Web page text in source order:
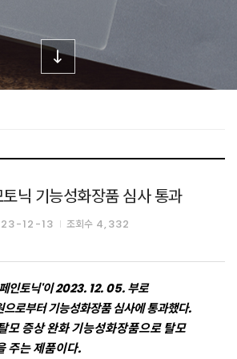
닉 기능성화장품 심사 통과
12-13 조회수 4,332
인토닉'이 2023. 12. 05. 부로
로부터 기능성화장품 심사에 통과했다.
모 증상 완화 기능성화장품으로 탈모
주는 제품이다.